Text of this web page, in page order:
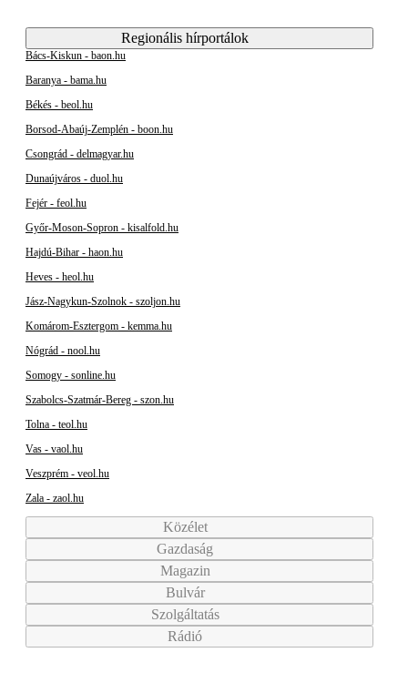
Regionális hírportálok
Bács-Kiskun - baon.hu
Baranya - bama.hu
Békés - beol.hu
Borsod-Abaúj-Zemplén - boon.hu
Csongrád - delmagyar.hu
Dunaújváros - duol.hu
Fejér - feol.hu
Győr-Moson-Sopron - kisalfold.hu
Hajdú-Bihar - haon.hu
Heves - heol.hu
Jász-Nagykun-Szolnok - szoljon.hu
Komárom-Esztergom - kemma.hu
Nógrád - nool.hu
Somogy - sonline.hu
Szabolcs-Szatmár-Bereg - szon.hu
Tolna - teol.hu
Vas - vaol.hu
Veszprém - veol.hu
Zala - zaol.hu
Közélet
Gazdaság
Magazin
Bulvár
Szolgáltatás
Rádió